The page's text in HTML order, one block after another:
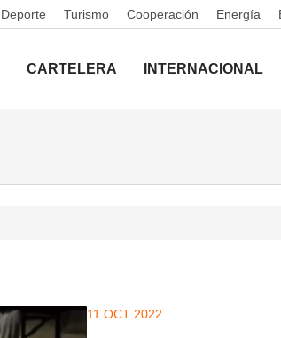
Deporte Turismo Cooperación Energía
CARTELERA INTERNACIONAL
11 OCT 2022